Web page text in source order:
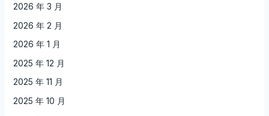
2026 年 3 月
2026 年 2 月
2026 年 1 月
2025 年 12 月
2025 年 11 月
2025 年 10 月